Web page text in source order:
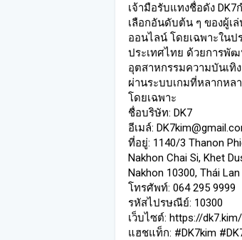
เจ้ามือรับแทงชื่อดัง
เลือกอันดับต้น ๆ ของผู้เ
ออนไลน์ โดยเฉพาะในป
ประเทศไทย ด้วยการพั
อุตสาหกรรมความบันเทิ
ผ่านระบบเกมที่หลากหล
โดยเฉพาะ
ชื่อบริษัท: DK7
อีเมล์:
ที่อยู่: 1140/3 Thanon
Nakhon Chai Si, Khet
Nakhon 10300, Thái Lan
โทรศัพท์: 064 295 9999
รหัสไปรษณีย์: 10300
เว็บไซต์: https://dk7.kim/
แฮชแท็ก: #DK7kim